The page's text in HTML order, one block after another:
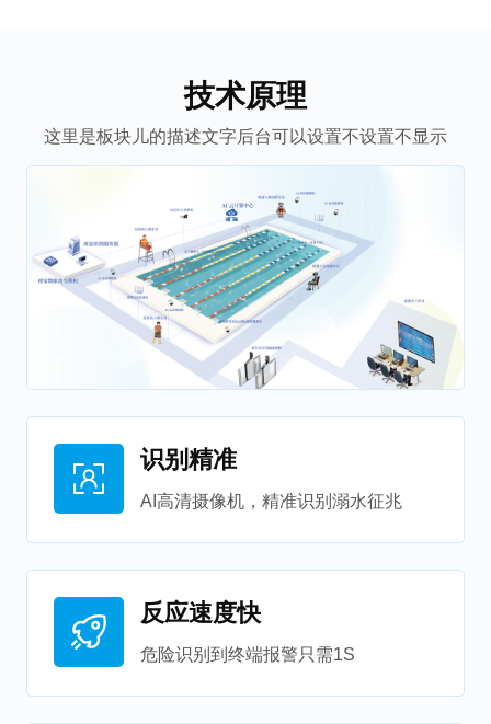
技术原理
这里是板块儿的描述文字后台可以设置不设置不显示
识别精准
AI高清摄像机，精准识别溺水征兆
反应速度快
危险识别到终端报警只需1S